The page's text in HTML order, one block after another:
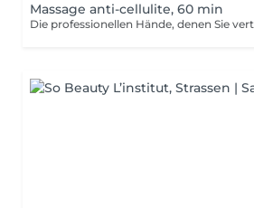
Massage anti-cellulite, 60 min